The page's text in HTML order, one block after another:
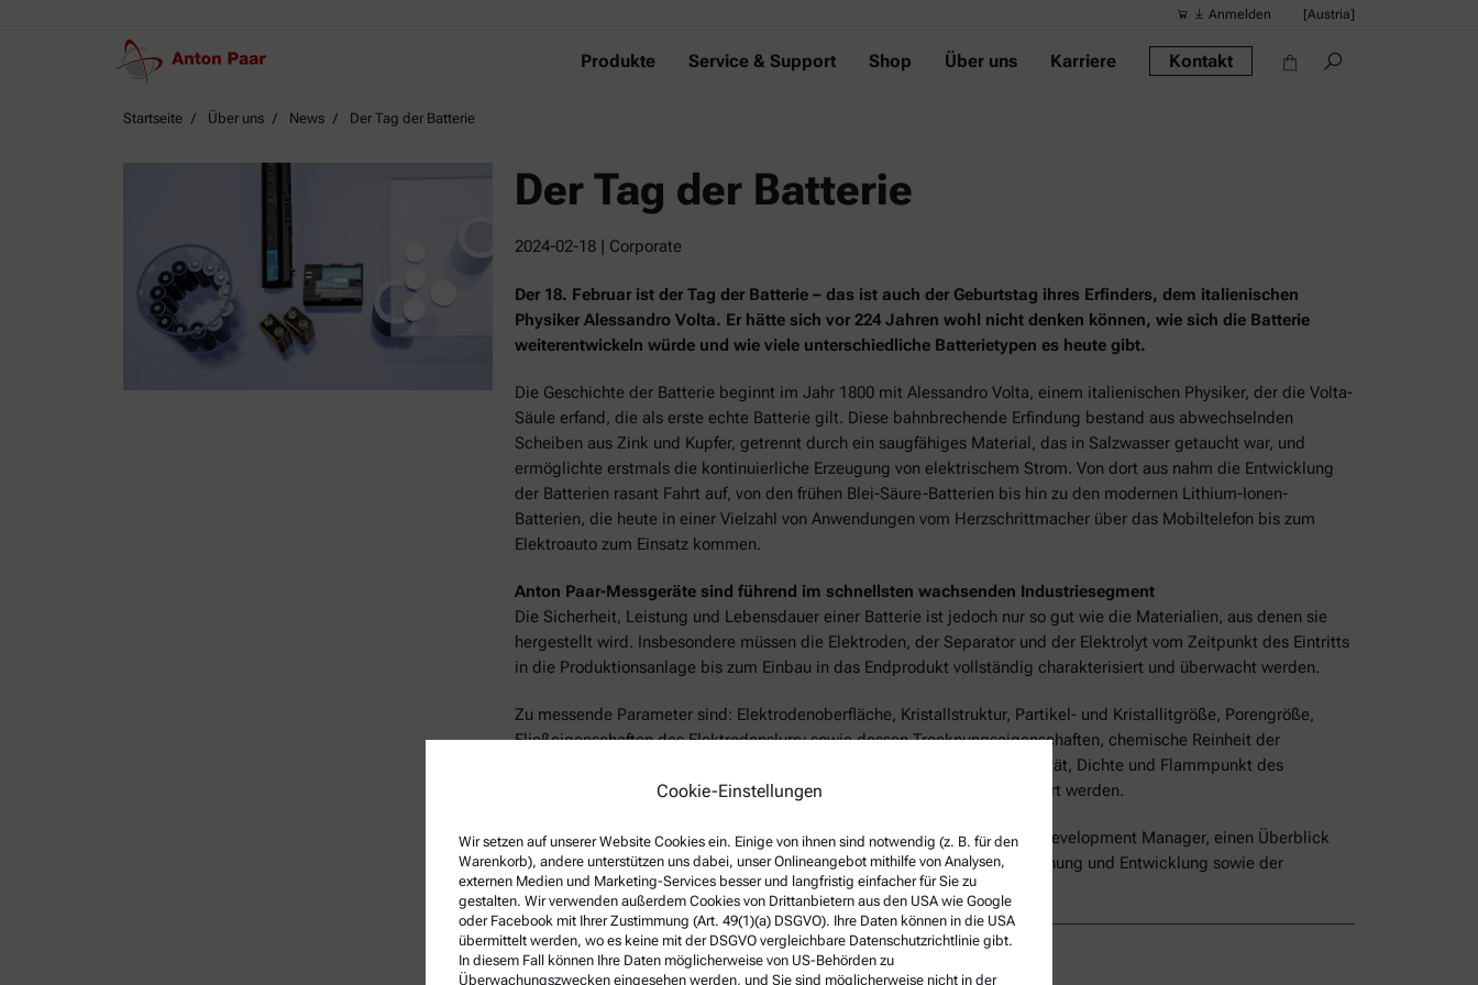
Anmelden [Austria]
Produkte Service & Support Shop Über uns Karriere Kontakt
Startseite Über uns News Der Tag der Batterie
Der Tag der Batterie
2024-02-18 | Corporate
Der 18. Februar ist der Tag der Batterie – das ist auch der Geburtstag ihres Erfinders, dem italienischen
Physiker Alessandro Volta. Er hätte sich vor 224 Jahren wohl nicht denken können, wie sich die Batterie
weiterentwickeln würde und wie viele unterschiedliche Batterietypen es heute gibt.
Die Geschichte der Batterie beginnt im Jahr 1800 mit Alessandro Volta, einem italienischen Physiker, der die Volta-
Säule erfand, die als erste echte Batterie gilt. Diese bahnbrechende Erfindung bestand aus abwechselnden
Scheiben aus Zink und Kupfer, getrennt durch ein saugfähiges Material, das in Salzwasser getaucht war, und
ermöglichte erstmals die kontinuierliche Erzeugung von elektrischem Strom. Von dort aus nahm die Entwicklung
der Batterien rasant Fahrt auf, von den frühen Blei-Säure-Batterien bis hin zu den modernen Lithium-Ionen-
Batterien, die heute in einer Vielzahl von Anwendungen vom Herzschrittmacher über das Mobiltelefon bis zum
Elektroauto zum Einsatz kommen.
Anton Paar-Messgeräte sind führend im schnellsten wachsenden Industriesegment
Die Sicherheit, Leistung und Lebensdauer einer Batterie ist jedoch nur so gut wie die Materialien, aus denen sie
hergestellt wird. Insbesondere müssen die Elektroden, der Separator und der Elektrolyt vom Zeitpunkt des Eintritts
in die Produktionsanlage bis zum Einbau in das Endprodukt vollständig charakterisiert und überwacht werden.
Zu messende Parameter sind: Elektrodenoberfläche, Kristallstruktur, Partikel- und Kristallitgröße, Porengröße,
Fließeigenschaften des Elektrodenslurry sowie dessen Trocknungseigenschaften, chemische Reinheit der
Rohstoffe, Porengröße und Struktureigenschaften des Separators, Viskosität, Dichte und Flammpunkt des
Elektrolyten. Das alles kann natürlich mitAnton Paar-Messgeräte analysiert werden.
In der Youtube-SerieThe Battery Expertsbietet Anthony Chalou, Market Development Manager, einen Überblick
über die gängigsten Technologien zur Charakterisierung, die in der Forschung und Entwicklung sowie der
Herstellung von Lithium-Ionen-Batterien verwendet werden.
Diesen Artikel teilen:
Cookie-Einstellungen
Wir setzen auf unserer Website Cookies ein. Einige von ihnen sind notwendig (z. B. für den
Warenkorb), andere unterstützen uns dabei, unser Onlineangebot mithilfe von Analysen,
externen Medien und Marketing-Services besser und langfristig einfacher für Sie zu
gestalten. Wir verwenden außerdem Cookies von Drittanbietern aus den USA wie Google
oder Facebook mit Ihrer Zustimmung (Art. 49(1)(a) DSGVO). Ihre Daten können in die USA
übermittelt werden, wo es keine mit der DSGVO vergleichbare Datenschutzrichtlinie gibt.
In diesem Fall können Ihre Daten möglicherweise von US-Behörden zu
Überwachungszwecken eingesehen werden, und Sie sind möglicherweise nicht in der